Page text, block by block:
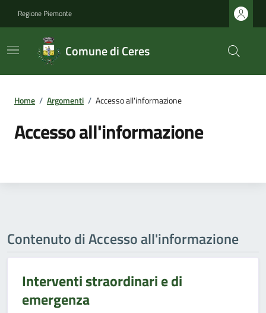
Regione Piemonte
Comune di Ceres
Home / Argomenti / Accesso all'informazione
Accesso all'informazione
Contenuto di Accesso all'informazione
Interventi straordinari e di
emergenza